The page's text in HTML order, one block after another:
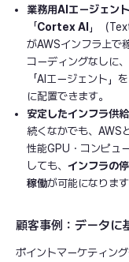
業務用AIエージェン
「Cortex AI 」（
がAWSインフラ上で
コーディングなしに
「AIエージェント」
に配置できます。
安定したインフラ供
続くなかでも、AWS
性能GPU・コンピュ
しても、 インフラの
稼働が可能になります
顧客事例：データに
ポイントマーケティン